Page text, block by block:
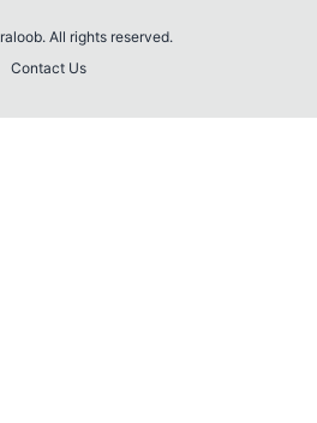
All rights reserved.
Contact Us